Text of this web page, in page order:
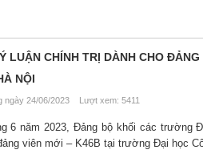
LUẬN CHÍNH TRỊ DÀNH CHO
NỘI
24/06/2023 Lượt xem: 5411
6 năm 2023, Đảng bộ khối các trường
viên mới – K46B tại trường Đại học